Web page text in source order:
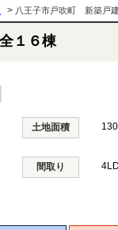
> 八王子市戸吹町 新築戸
１６棟
土地面積
間取り